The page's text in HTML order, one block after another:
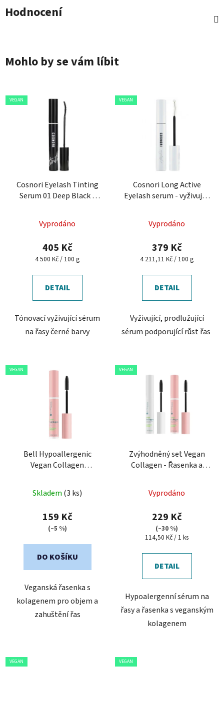
Hodnocení
Mohlo by se vám líbit
VEGAN
Cosnori Eyelash Tinting
Serum 01 Deep Black -
Vyprodáno
405 Kč
Měrná
4 500 Kč / 100 g
DETAIL
Tónovací vyživující sérum
na řasy černé barvy
VEGAN
Cosnori Long Active
Eyelash serum - vyživující
Vyprodáno
379 Kč
Měrná
4 211,11 Kč / 100 g
DETAIL
Vyživující, prodlužující
sérum podporující růst řas
VEGAN
Bell Hypoallergenic
Vegan Collagen
Skladem (3 ks)
159 Kč
(–5 %)
DO KOŠÍKU
Veganská řasenka s
kolagenem pro objem a
zahuštění řas
VEGAN
Zvýhodněný set Vegan
Collagen - Řasenka a
Vyprodáno
229 Kč
(–30 %)
Měrná
114,50 Kč / 1 ks
DETAIL
Hypoalergenní sérum na
řasy a řasenka s veganským
kolagenem
VEGAN VEGAN